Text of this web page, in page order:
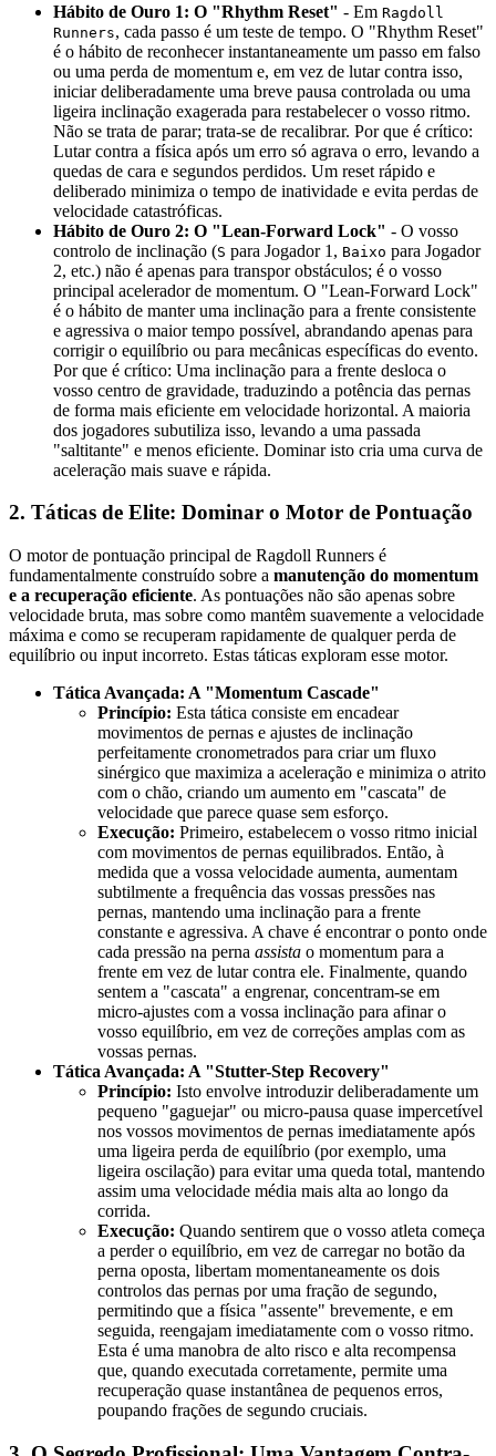
Hábito de Ouro 1: O "Rhythm Reset" - Em Ragdoll
Runners, cada passo é um teste de tempo. O "Rhythm Reset"
é o hábito de reconhecer instantaneamente um passo em falso
ou uma perda de momentum e, em vez de lutar contra isso,
iniciar deliberadamente uma breve pausa controlada ou uma
ligeira inclinação exagerada para restabelecer o vosso ritmo.
Não se trata de parar; trata-se de recalibrar. Por que é crítico:
Lutar contra a física após um erro só agrava o erro, levando a
quedas de cara e segundos perdidos. Um reset rápido e
deliberado minimiza o tempo de inatividade e evita perdas de
velocidade catastróficas.
Hábito de Ouro 2: O "Lean-Forward Lock" - O vosso
controlo de inclinação (S para Jogador 1, Baixo para Jogador
2, etc.) não é apenas para transpor obstáculos; é o vosso
principal acelerador de momentum. O "Lean-Forward Lock"
é o hábito de manter uma inclinação para a frente consistente
e agressiva o maior tempo possível, abrandando apenas para
corrigir o equilíbrio ou para mecânicas específicas do evento.
Por que é crítico: Uma inclinação para a frente desloca o
vosso centro de gravidade, traduzindo a potência das pernas
de forma mais eficiente em velocidade horizontal. A maioria
dos jogadores subutiliza isso, levando a uma passada
"saltitante" e menos eficiente. Dominar isto cria uma curva de
aceleração mais suave e rápida.
2. Táticas de Elite: Dominar o Motor de Pontuação
O motor de pontuação principal de Ragdoll Runners é
fundamentalmente construído sobre a manutenção do momentum
e a recuperação eficiente. As pontuações não são apenas sobre
velocidade bruta, mas sobre como mantêm suavemente a velocidade
máxima e como se recuperam rapidamente de qualquer perda de
equilíbrio ou input incorreto. Estas táticas exploram esse motor.
Tática Avançada: A "Momentum Cascade"
Princípio: Esta tática consiste em encadear
movimentos de pernas e ajustes de inclinação
perfeitamente cronometrados para criar um fluxo
sinérgico que maximiza a aceleração e minimiza o atrito
com o chão, criando um aumento em "cascata" de
velocidade que parece quase sem esforço.
Execução: Primeiro, estabelecem o vosso ritmo inicial
com movimentos de pernas equilibrados. Então, à
medida que a vossa velocidade aumenta, aumentam
subtilmente a frequência das vossas pressões nas
pernas, mantendo uma inclinação para a frente
constante e agressiva. A chave é encontrar o ponto onde
cada pressão na perna assista o momentum para a
frente em vez de lutar contra ele. Finalmente, quando
sentem a "cascata" a engrenar, concentram-se em
micro-ajustes com a vossa inclinação para afinar o
vosso equilíbrio, em vez de correções amplas com as
vossas pernas.
Tática Avançada: A "Stutter-Step Recovery"
Princípio: Isto envolve introduzir deliberadamente um
pequeno "gaguejar" ou micro-pausa quase impercetível
nos vossos movimentos de pernas imediatamente após
uma ligeira perda de equilíbrio (por exemplo, uma
ligeira oscilação) para evitar uma queda total, mantendo
assim uma velocidade média mais alta ao longo da
corrida.
Execução: Quando sentirem que o vosso atleta começa
a perder o equilíbrio, em vez de carregar no botão da
perna oposta, libertam momentaneamente os dois
controlos das pernas por uma fração de segundo,
permitindo que a física "assente" brevemente, e em
seguida, reengajam imediatamente com o vosso ritmo.
Esta é uma manobra de alto risco e alta recompensa
que, quando executada corretamente, permite uma
recuperação quase instantânea de pequenos erros,
poupando frações de segundo cruciais.